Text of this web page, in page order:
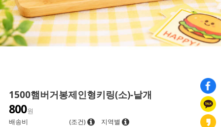
1500햄버거봉제인형키링(소)-낱개
800원
배송비
(조건) 지역별